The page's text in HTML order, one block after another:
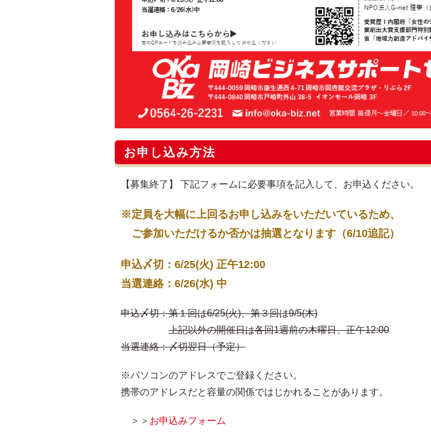
お申し込み方法
【募集終了】 下記フォームに必要事項を記入して、お申込ください。
※定員を大幅に上回るお申し込みをいただいているため、
ご参加いただけるか否かは抽選となります（6/10追記）
申込〆切：6/25(火) 正午12:00
当選連絡：6/26(水) 中
申込〆切：第１回は6/25(火)、第３回は9/5(木)
上記以外の開催日は各回1週前の木曜日、正午12:00
当選連絡：〆切翌日（予定）
※パソコンのアドレスでご登録ください。
携帯のアドレスだと容量の関係ではじかれることがあります。
＞＞ お申込みフォーム